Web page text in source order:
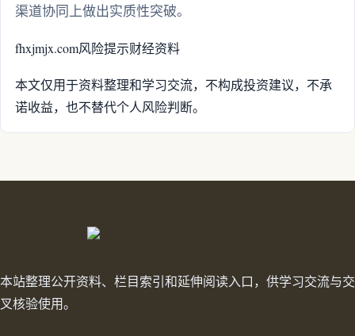
渠道协同上做出实质性突破。
fhxjmjx.com风险提示财经资料
本文仅用于资料整理和学习交流，不构成投资建议，不承
诺收益，也不替代个人风险判断。
本站整理公开资料、栏目索引和延伸阅读入口，供学习交流与交
叉核验使用。